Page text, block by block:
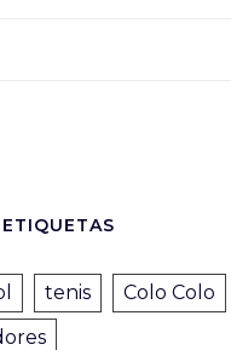
ETIQUETAS
tenis
Colo Colo